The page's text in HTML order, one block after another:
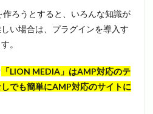
ろうとすると、いろんな知識が
い場合は、プラグインを導入す
。
「LION MEDIA」はAMP対応のテ
でも簡単にAMP対応のサイトに